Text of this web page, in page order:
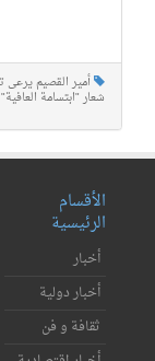
أمير القصيم يرعى
شعار "ابتسامة العافية"
الأقسام
الرئيسية
أخبار
أخبار دولية
ثقافة و فن